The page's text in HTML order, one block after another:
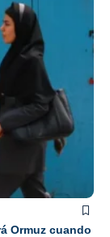
Ormuz cuando